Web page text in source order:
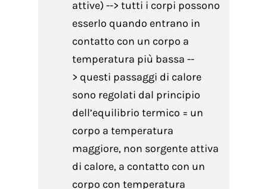
attive) --> tutti i corpi possono
esserlo quando entrano in
contatto con un corpo a
temperatura più bassa --
> questi passaggi di calore
sono regolati dal principio
dell’equilibrio termico = un
corpo a temperatura
maggiore, non sorgente attiva
di calore, a contatto con un
corpo con temperatura